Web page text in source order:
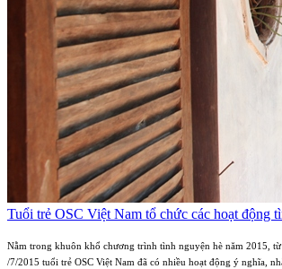
Tuổi trẻ OSC Việt Nam tổ chức các hoạt động
Nằm trong khuôn khổ chương trình tình nguyện hè năm 2015,
/7/2015 tuổi trẻ OSC Việt Nam đã có nhiều hoạt động ý nghĩa,